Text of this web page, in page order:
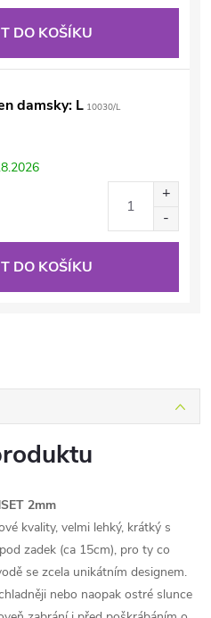
DO KOŠÍKU
damsky: L 10030/L
DO KOŠÍKU
2mm
kvality, velmi lehký, krátký s
zadek (ca 15cm), pro ty co
se zcela unikátním designem.
nebo naopak ostré slunce